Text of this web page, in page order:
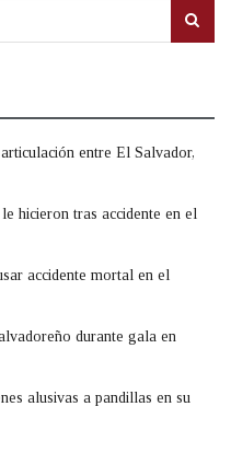
entre El Salvador,
hicieron tras accidente en el
accidente mortal en el
durante gala en
alusivas a pandillas en su